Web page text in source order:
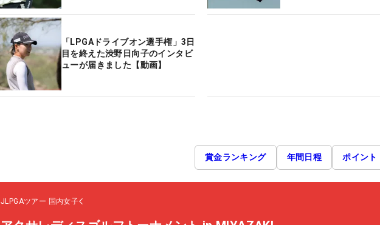
「LPGAドライブオン選手権」3日
目を終えた渋野日向子のインタビ
ューが届きました【動画】
賞金ランキング 年間日程 ポイント
JLPGAツアー 国内女子